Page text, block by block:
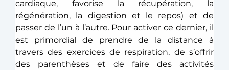
cardiaque, favorise la récupération, la
régénération, la digestion et le repos) et de
passer de l’un à l’autre. Pour activer ce dernier, il
est primordial de prendre de la distance à
travers des exercices de respiration, de s’offrir
des parenthèses et de faire des activités